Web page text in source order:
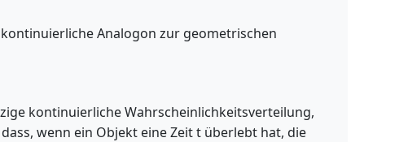
Analogon zur geometrischen
kontinuierliche Wahrscheinlichkeitsverteilung,
wenn ein Objekt eine Zeit t überlebt hat, die